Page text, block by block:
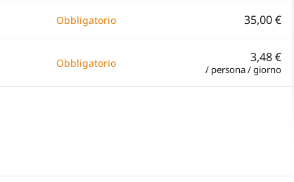
Obbligatorio 35,00 €
Obbligatorio 3,48 €
/ persona / giorno